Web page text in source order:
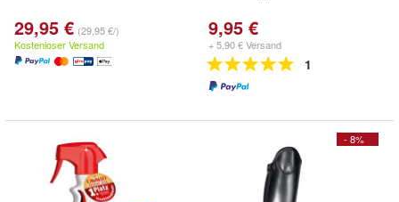
29,95 € (29,95 €/)
Kostenloser Versand
9,95 €
+ 5,90 € Versand
1
- 8%